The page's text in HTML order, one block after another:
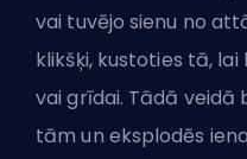
vai tuvējo sienu no
klikšķi, kustoties tā,
vai grīdai. Tādā veidā
tām un eksplodēs